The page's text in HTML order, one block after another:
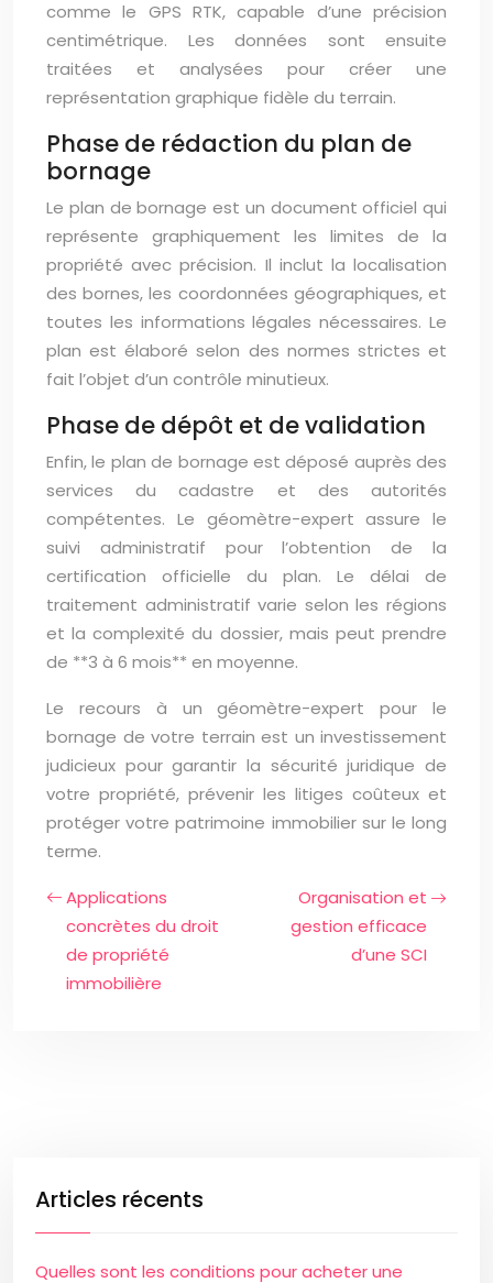
comme le GPS RTK, capable d’une précision
centimétrique. Les données sont ensuite
traitées et analysées pour créer une
représentation graphique fidèle du terrain.
Phase de rédaction du plan de
bornage
Le plan de bornage est un document officiel qui
représente graphiquement les limites de la
propriété avec précision. Il inclut la localisation
des bornes, les coordonnées géographiques, et
toutes les informations légales nécessaires. Le
plan est élaboré selon des normes strictes et
fait l’objet d’un contrôle minutieux.
Phase de dépôt et de validation
Enfin, le plan de bornage est déposé auprès des
services du cadastre et des autorités
compétentes. Le géomètre-expert assure le
suivi administratif pour l’obtention de la
certification officielle du plan. Le délai de
traitement administratif varie selon les régions
et la complexité du dossier, mais peut prendre
de **3 à 6 mois** en moyenne.
Le recours à un géomètre-expert pour le
bornage de votre terrain est un investissement
judicieux pour garantir la sécurité juridique de
votre propriété, prévenir les litiges coûteux et
protéger votre patrimoine immobilier sur le long
terme.
Applications
concrètes du droit
de propriété
immobilière
Organisation et
gestion efficace
d’une SCI
Articles récents
Quelles sont les conditions pour acheter une